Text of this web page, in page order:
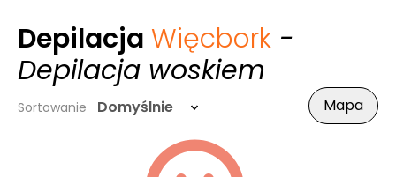
Depilacja Więcbork -
Depilacja woskiem
Sortowanie Domyślnie Mapa